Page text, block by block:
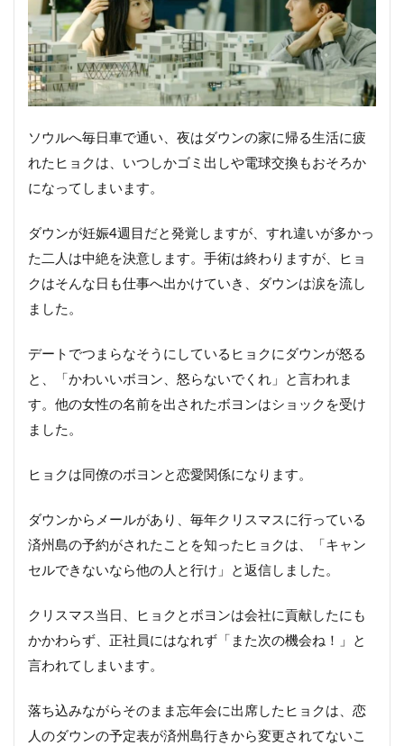
ソウルへ毎日車で通い、夜はダウンの家に帰る生活に疲
れたヒョクは、いつしかゴミ出しや電球交換もおそろか
になってしまいます。
ダウンが妊娠4週目だと発覚しますが、すれ違いが多かっ
た二人は中絶を決意します。手術は終わりますが、ヒョ
クはそんな日も仕事へ出かけていき、ダウンは涙を流し
ました。
デートでつまらなそうにしているヒョクにダウンが怒る
と、「かわいいボヨン、怒らないでくれ」と言われま
す。他の女性の名前を出されたボヨンはショックを受け
ました。
ヒョクは同僚のボヨンと恋愛関係になります。
ダウンからメールがあり、毎年クリスマスに行っている
済州島の予約がされたことを知ったヒョクは、「キャン
セルできないなら他の人と行け」と返信しました。
クリスマス当日、ヒョクとボヨンは会社に貢献したにも
かかわらず、正社員にはなれず「また次の機会ね！」と
言われてしまいます。
落ち込みながらそのまま忘年会に出席したヒョクは、恋
人のダウンの予定表が済州島行きから変更されてないこ